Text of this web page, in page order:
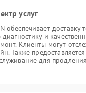
услуг
обеспечивает доставку
и
Клиенты могут
Также предоставляется
для